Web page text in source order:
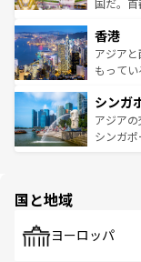
とつ。フ
ひ現地
が旅行
参照して
国だ。
の活気が
帯で自
いビー
激する
が待っ
た文化
香港
アジア
もって
み、どこ
ており
うな絶
シンガ
アジア
シンガ
で、ホー
国と地域
ヨーロッパ